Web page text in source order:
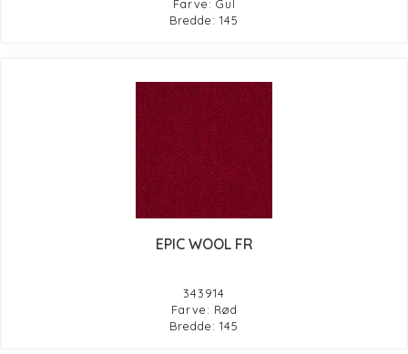
Farve: Gul
Bredde: 145
EPIC WOOL FR
343914
Farve: Rød
Bredde: 145